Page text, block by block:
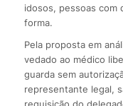
idosos, pessoas com
forma.
Pela proposta em
vedado ao médico
guarda sem
representante legal,